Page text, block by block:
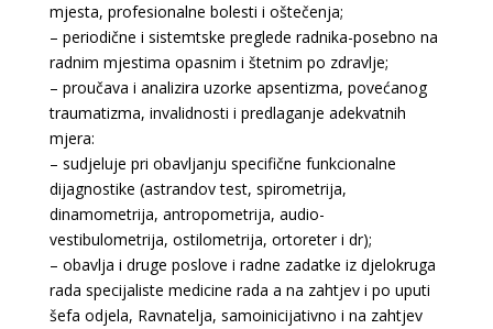
mjesta, profesionalne bolesti i oštečenja;
– periodične i sistemtske preglede radnika-posebno na
radnim mjestima opasnim i štetnim po zdravlje;
– proučava i analizira uzorke apsentizma, povećanog
traumatizma, invalidnosti i predlaganje adekvatnih
mjera:
– sudjeluje pri obavljanju specifične funkcionalne
dijagnostike (astrandov test, spirometrija,
dinamometrija, antropometrija, audio-
vestibulometrija, ostilometrija, ortoreter i dr);
– obavlja i druge poslove i radne zadatke iz djelokruga
rada specijaliste medicine rada a na zahtjev i po uputi
šefa odjela, Ravnatelja, samoinicijativno i na zahtjev